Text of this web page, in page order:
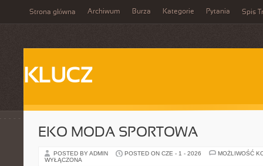
Strona główna Archiwum Burza Kategorie Pytania Spis
KLUCZ
EKO MODA SPORTOWA
POSTED BY ADMIN POSTED ON CZE - 1 - 2026
MOŻLIWOŚĆ
WYŁĄCZONA